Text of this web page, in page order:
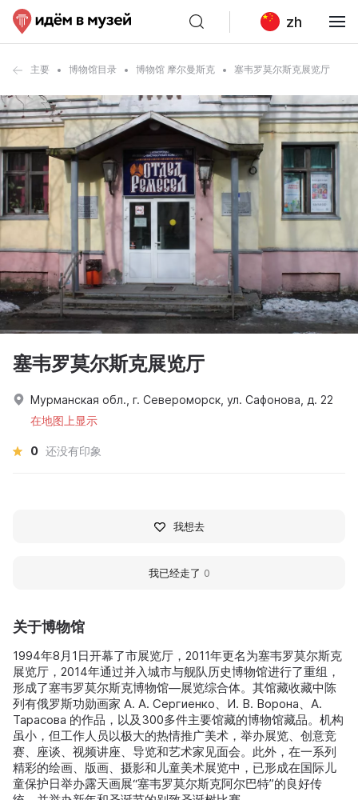
zh
主要 博物馆目录 博物馆 摩尔曼斯克 塞韦罗莫尔斯克展览厅
关于博物馆
1994年8月1日开幕了市展览厅，2011年更名为塞韦罗莫尔斯克
展览厅，2014年通过并入城市与舰队历史博物馆进行了重组，
形成了塞韦罗莫尔斯克博物馆—展览综合体。其馆藏收藏中陈
列有俄罗斯功勋画家 А. А. Сергиенко、И. В. Ворона、А.
Тарасова 的作品，以及300多件主要馆藏的博物馆藏品。机构
虽小，但工作人员以极大的热情推广美术，举办展览、创意竞
赛、座谈、视频讲座、导览和艺术家见面会。此外，在一系列
精彩的绘画、版画、摄影和儿童美术展览中，已形成在国际儿
童保护日举办露天画展“塞韦罗莫尔斯克阿尔巴特”的良好传
塞韦罗莫尔斯克展览厅
Мурманская обл., г. Североморск, ул. Сафонова, д. 22
在地图上显示
0 还没有印象
我想去
我已经走了 0